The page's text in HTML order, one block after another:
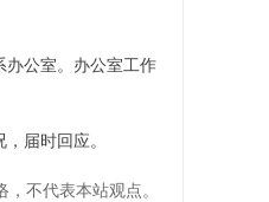
办公室。办公室工作
届时回应。
不代表本站观点。